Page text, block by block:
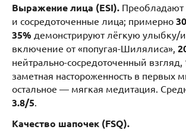
Выражение лица (ESI). Преобладают
и сосредоточенные лица; примерно
35% демонстрируют лёгкую улыбку/
включение от «попугая-Шилялиса»,
нейтрально-сосредоточенный взгляд,
заметная настороженность в первых
остальное — мягкая медитация.
3.8/5
Качество шапочек (FSQ).